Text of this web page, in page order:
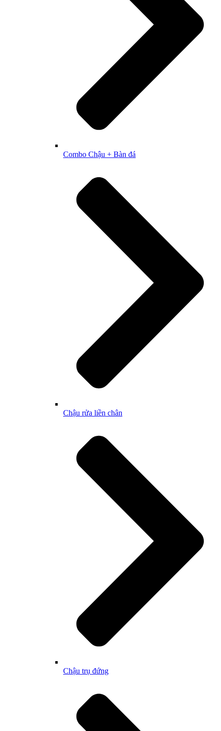
Combo Chậu + Bàn đá
Chậu rửa liền chân
Chậu trụ đứng